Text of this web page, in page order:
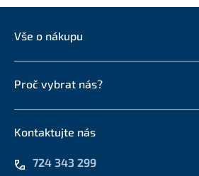
Vše o nákupu
Proč vybrat nás?
Kontaktujte nás
724 343 299